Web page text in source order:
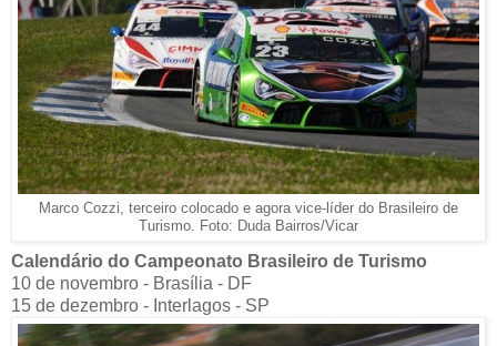
Marco Cozzi, terceiro colocado e agora vice-líder do Brasileiro de
Turismo. Foto: Duda Bairros/Vicar
Calendário do Campeonato Brasileiro de Turismo
10 de novembro - Brasília - DF
15 de dezembro - Interlagos - SP